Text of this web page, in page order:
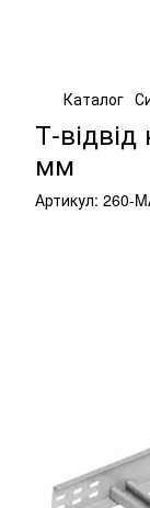
Каталог
Т-
мм
Артикул: 260-